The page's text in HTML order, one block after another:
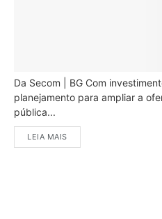
Da Secom | BG Com
planejamento para ampliar a
pública...
LEIA MAIS